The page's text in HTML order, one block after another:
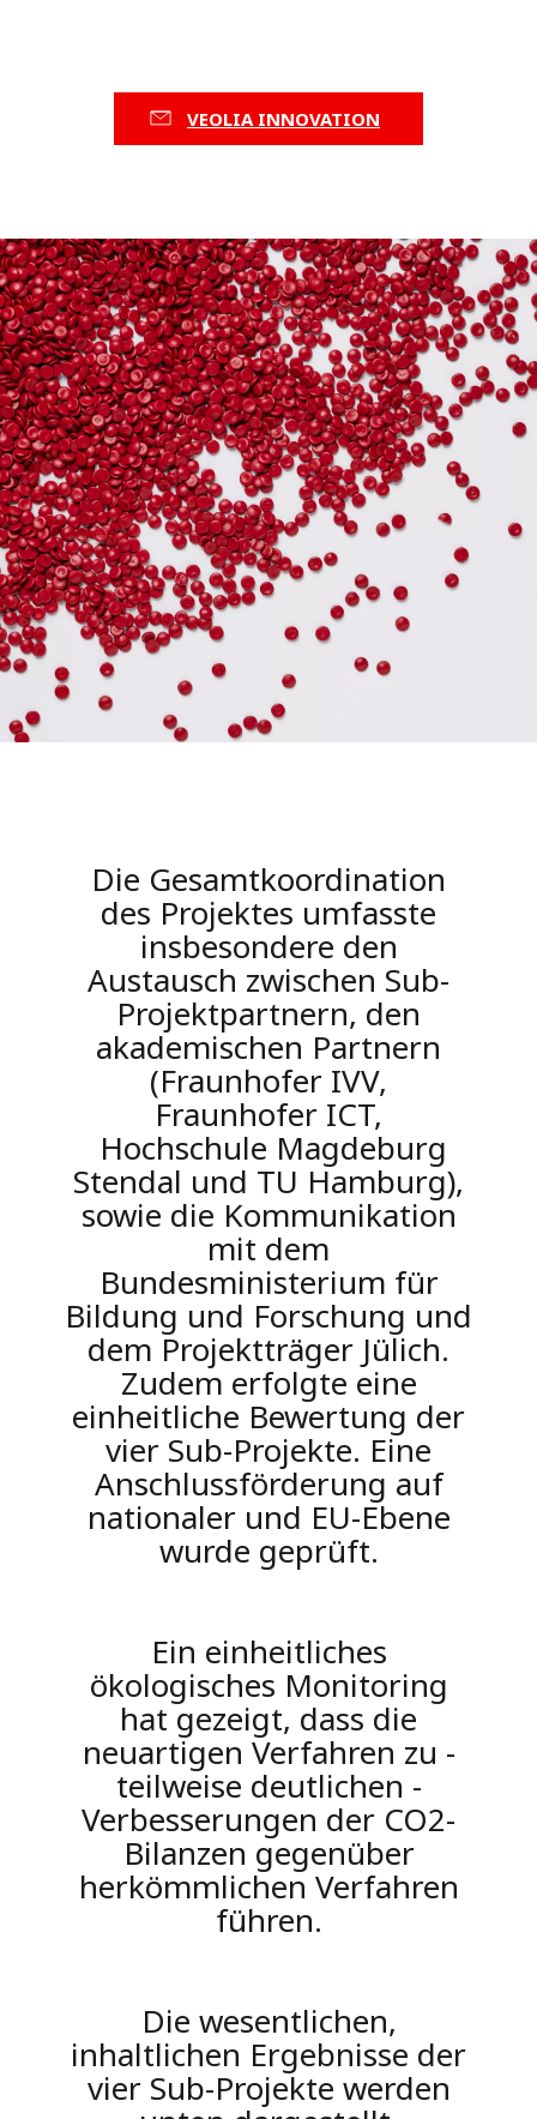
VEOLIA INNOVATION
Die Gesamtkoordination
des Projektes umfasste
insbesondere den
Austausch zwischen Sub-
Projektpartnern, den
akademischen Partnern
(Fraunhofer IVV,
Fraunhofer ICT,
Hochschule Magdeburg
Stendal und TU Hamburg),
sowie die Kommunikation
mit dem
Bundesministerium für
Bildung und Forschung und
dem Projektträger Jülich.
Zudem erfolgte eine
einheitliche Bewertung der
vier Sub-Projekte. Eine
Anschlussförderung auf
nationaler und EU-Ebene
wurde geprüft.
Ein einheitliches
ökologisches Monitoring
hat gezeigt, dass die
neuartigen Verfahren zu -
teilweise deutlichen -
Verbesserungen der CO2-
Bilanzen gegenüber
herkömmlichen Verfahren
führen.
Die wesentlichen,
inhaltlichen Ergebnisse der
vier Sub-Projekte werden